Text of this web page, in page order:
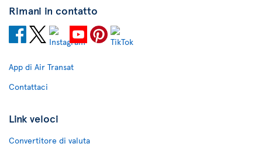
Rimani in contatto
App di Air Transat
Contattaci
Link veloci
Convertitore di valuta